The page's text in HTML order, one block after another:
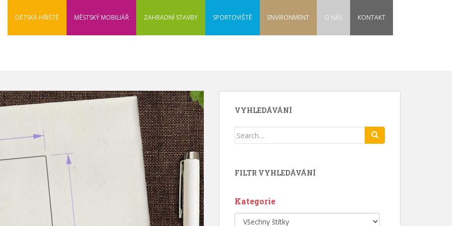
DĚTSKÁ HŘIŠTĚ MĚSTSKÝ MOBILIÁŘ ZAHRADNÍ STAVBY SPORTOVIŠTĚ ENVIRONMENT O NÁS KONTAKT
VYHLEDÁVÁNÍ
Search
FILTR VYHLEDÁVÁNÍ
Kategorie